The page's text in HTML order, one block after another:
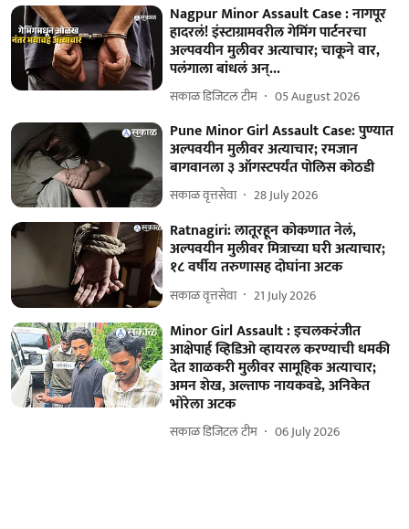
Nagpur Minor Assault Case : नागपूर
हादरलं! इंस्टाग्रामवरील गेमिंग पार्टनरचा
अल्पवयीन मुलीवर अत्याचार; चाकूने वार,
पलंगाला बांधलं अन्...
सकाळ डिजिटल टीम 05 August 2026
Pune Minor Girl Assault Case: पुण्यात
अल्पवयीन मुलीवर अत्याचार; रमजान
बागवानला ३ ऑगस्टपर्यंत पोलिस कोठडी
सकाळ वृत्तसेवा 28 July 2026
Ratnagiri: लातूरहून कोकणात नेलं,
अल्पवयीन मुलीवर मित्राच्या घरी अत्याचार;
१८ वर्षीय तरुणासह दोघांना अटक
सकाळ वृत्तसेवा 21 July 2026
Minor Girl Assault : इचलकरंजीत
आक्षेपार्ह व्हिडिओ व्हायरल करण्याची धमकी
देत शाळकरी मुलीवर सामूहिक अत्याचार;
अमन शेख, अल्ताफ नायकवडे, अनिकेत
भोरेला अटक
सकाळ डिजिटल टीम 06 July 2026